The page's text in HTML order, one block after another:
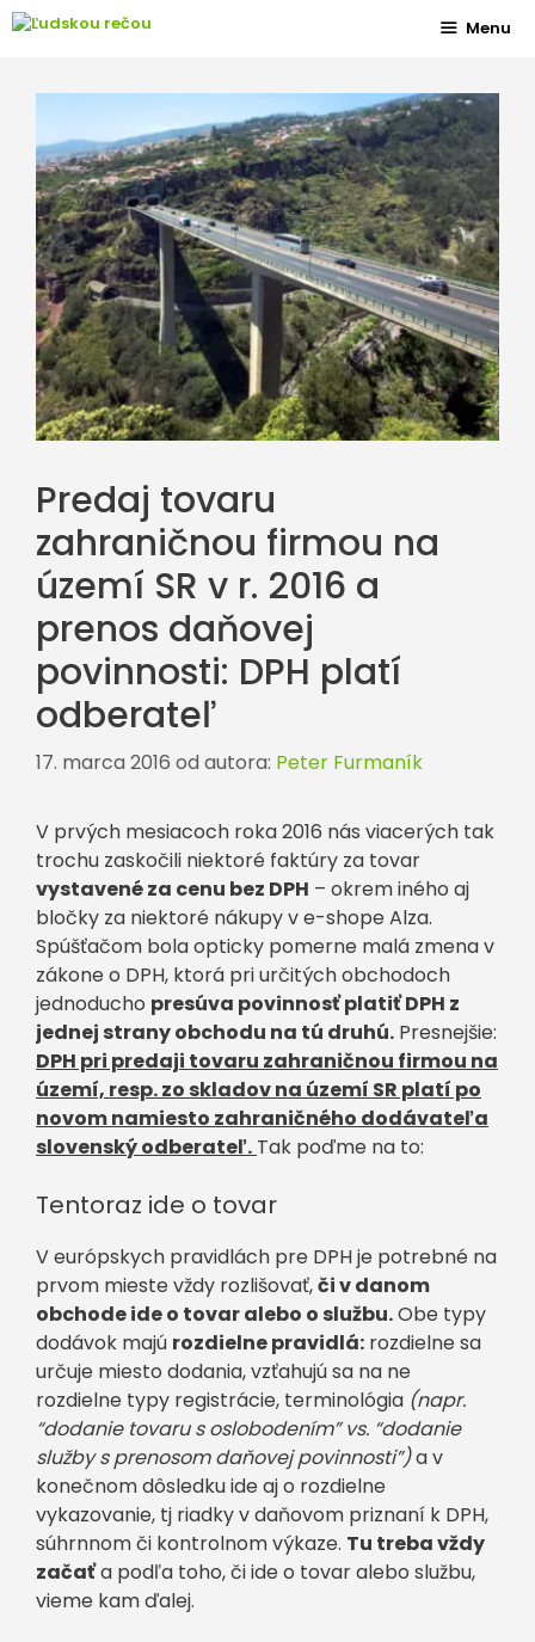
Preskočiť
Menu
Predaj tovaru
zahraničnou firmou na
území SR v r. 2016 a
prenos daňovej
povinnosti: DPH platí
odberateľ
17. marca 2016 od autora: Peter Furmaník
V prvých mesiacoch roka 2016 nás viacerých tak
trochu zaskočili niektoré faktúry za tovar
vystavené za cenu bez DPH – okrem iného aj
bločky za niektoré nákupy v e-shope Alza.
Spúšťačom bola opticky pomerne malá zmena v
zákone o DPH, ktorá pri určitých obchodoch
jednoducho presúva povinnosť platiť DPH z
jednej strany obchodu na tú druhú. Presnejšie:
DPH pri predaji tovaru zahraničnou firmou na
území, resp. zo skladov na území SR platí po
novom namiesto zahraničného dodávateľa
slovenský odberateľ. Tak poďme na to:
Tentoraz ide o tovar
V európskych pravidlách pre DPH je potrebné na
prvom mieste vždy rozlišovať,či v danom
obchode ide o tovar alebo o službu.Obe typy
dodávok majú rozdielne pravidlá: rozdielne sa
určuje miesto dodania, vzťahujú sa na ne
rozdielne typy registrácie, terminológia (napr.
“dodanie tovaru s oslobodením” vs. “dodanie
služby s prenosom daňovej povinnosti”)a v
konečnom dôsledku ide aj o rozdielne
vykazovanie, tj riadky v daňovom priznaní k DPH,
súhrnnom či kontrolnom výkaze. Tu treba vždy
začaťa podľa toho, či ide o tovar alebo službu,
vieme kam ďalej.